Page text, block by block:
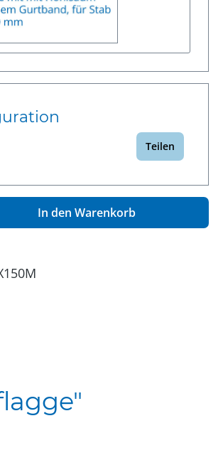
Teilen
gewünschten Wert
In den Warenkorb